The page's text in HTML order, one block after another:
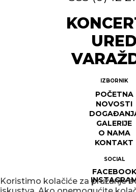
URED
IZBORNIK
POČETNA
NOVOSTI
GALERIJE
O NAMA
KONTAKT
SOCIAL
FACEBOOK
Koristimo kolačiće za pružanje